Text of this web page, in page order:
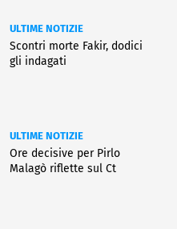
ULTIME NOTIZIE
Scontri morte Fakir, dodici
gli indagati
ULTIME NOTIZIE
Ore decisive per Pirlo
Malagò riflette sul Ct